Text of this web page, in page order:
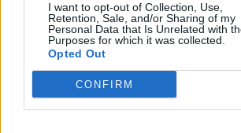
I want to opt-out of Collection, Use,
Retention, Sale, and/or Sharing of my
Personal Data that Is Unrelated with
Purposes for which it was collected.
Opted Out
CONFIRM
Acceptez vos cicatrices : Une fois
identifié vos fissures, essayez de
comme faisant partie de votre
le Kintsugi, ces cicatrices peuvent